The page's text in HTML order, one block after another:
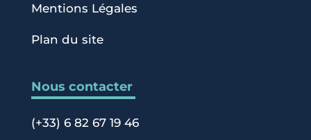
Mentions Légales
Plan du site
Nous contacter
(+33) 6 82 67 19 46